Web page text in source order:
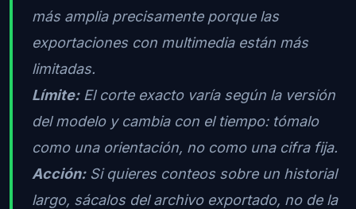
más amplia precisamente porque las
exportaciones con multimedia están más
limitadas.
Límite:El corte exacto varía según la versión
del modelo y cambia con el tiempo: tómalo
como una orientación, no como una cifra fija.
Acción:Si quieres conteos sobre un historial
largo, sácalos del archivo exportado, no de la